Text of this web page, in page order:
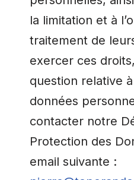
la limitation et à
traitement de
exercer ces
question relative
données
contacter notre
Protection des
email suivante :